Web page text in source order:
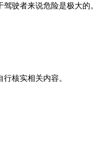
驶者来说危险是极大的。
核实相关内容。